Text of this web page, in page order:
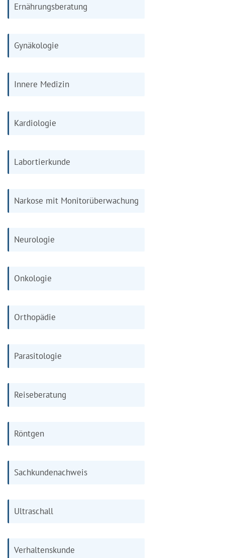
Ernährungsberatung
Gynäkologie
Innere Medizin
Kardiologie
Labortierkunde
Narkose mit Monitorüberwachung
Neurologie
Onkologie
Orthopädie
Parasitologie
Reiseberatung
Röntgen
Sachkundenachweis
Ultraschall
Verhaltenskunde